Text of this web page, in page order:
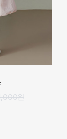
트
원